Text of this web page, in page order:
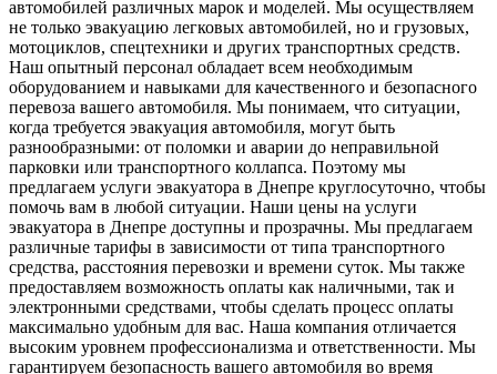
автомобилей различных марок и моделей. Мы осуществляем
не только эвакуацию легковых автомобилей, но и грузовых,
мотоциклов, спецтехники и других транспортных средств.
Наш опытный персонал обладает всем необходимым
оборудованием и навыками для качественного и безопасного
перевоза вашего автомобиля. Мы понимаем, что ситуации,
когда требуется эвакуация автомобиля, могут быть
разнообразными: от поломки и аварии до неправильной
парковки или транспортного коллапса. Поэтому мы
предлагаем услуги эвакуатора в Днепре круглосуточно, чтобы
помочь вам в любой ситуации. Наши цены на услуги
эвакуатора в Днепре доступны и прозрачны. Мы предлагаем
различные тарифы в зависимости от типа транспортного
средства, расстояния перевозки и времени суток. Мы также
предоставляем возможность оплаты как наличными, так и
электронными средствами, чтобы сделать процесс оплаты
максимально удобным для вас. Наша компания отличается
высоким уровнем профессионализма и ответственности. Мы
гарантируем безопасность вашего автомобиля во время